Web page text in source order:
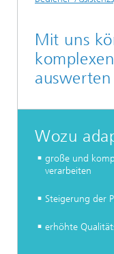
Mit uns
Wozu
große und
verarbeiten
Steigerung der
erhöhte